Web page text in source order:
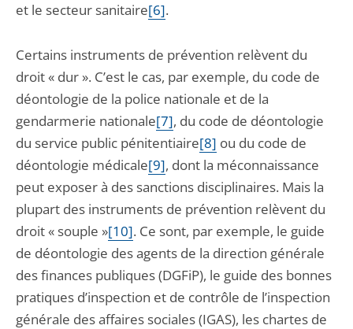
et le secteur sanitaire[6].
Certains instruments de prévention relèvent du
droit « dur ». C’est le cas, par exemple, du code de
déontologie de la police nationale et de la
gendarmerie nationale[7], du code de déontologie
du service public pénitentiaire[8] ou du code de
déontologie médicale[9], dont la méconnaissance
peut exposer à des sanctions disciplinaires. Mais la
plupart des instruments de prévention relèvent du
droit « souple »[10]. Ce sont, par exemple, le guide
de déontologie des agents de la direction générale
des finances publiques (DGFiP), le guide des bonnes
pratiques d’inspection et de contrôle de l’inspection
générale des affaires sociales (IGAS), les chartes de